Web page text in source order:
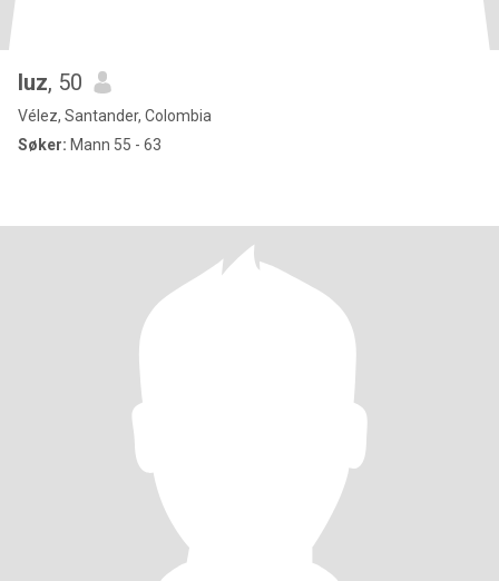
luz, 50
Vélez, Santander, Colombia
Søker: Mann 55 - 63